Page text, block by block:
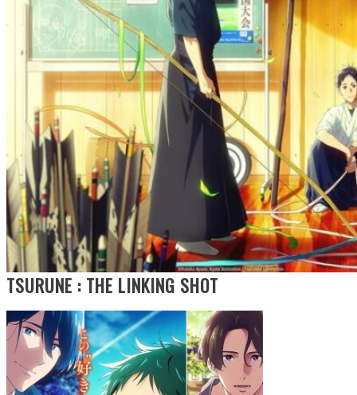
TSURUNE : THE LINKING SHOT